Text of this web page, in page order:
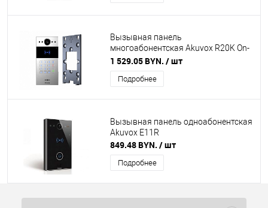
Вызывная панель
многоабонентская Akuvox R20K On-
Wall с кронштейном для наружного
монтажа в комплекте
1 529.05 BYN. / шт
Подробнее
Вызывная панель одноабонентская
Akuvox E11R
849.48 BYN. / шт
Подробнее